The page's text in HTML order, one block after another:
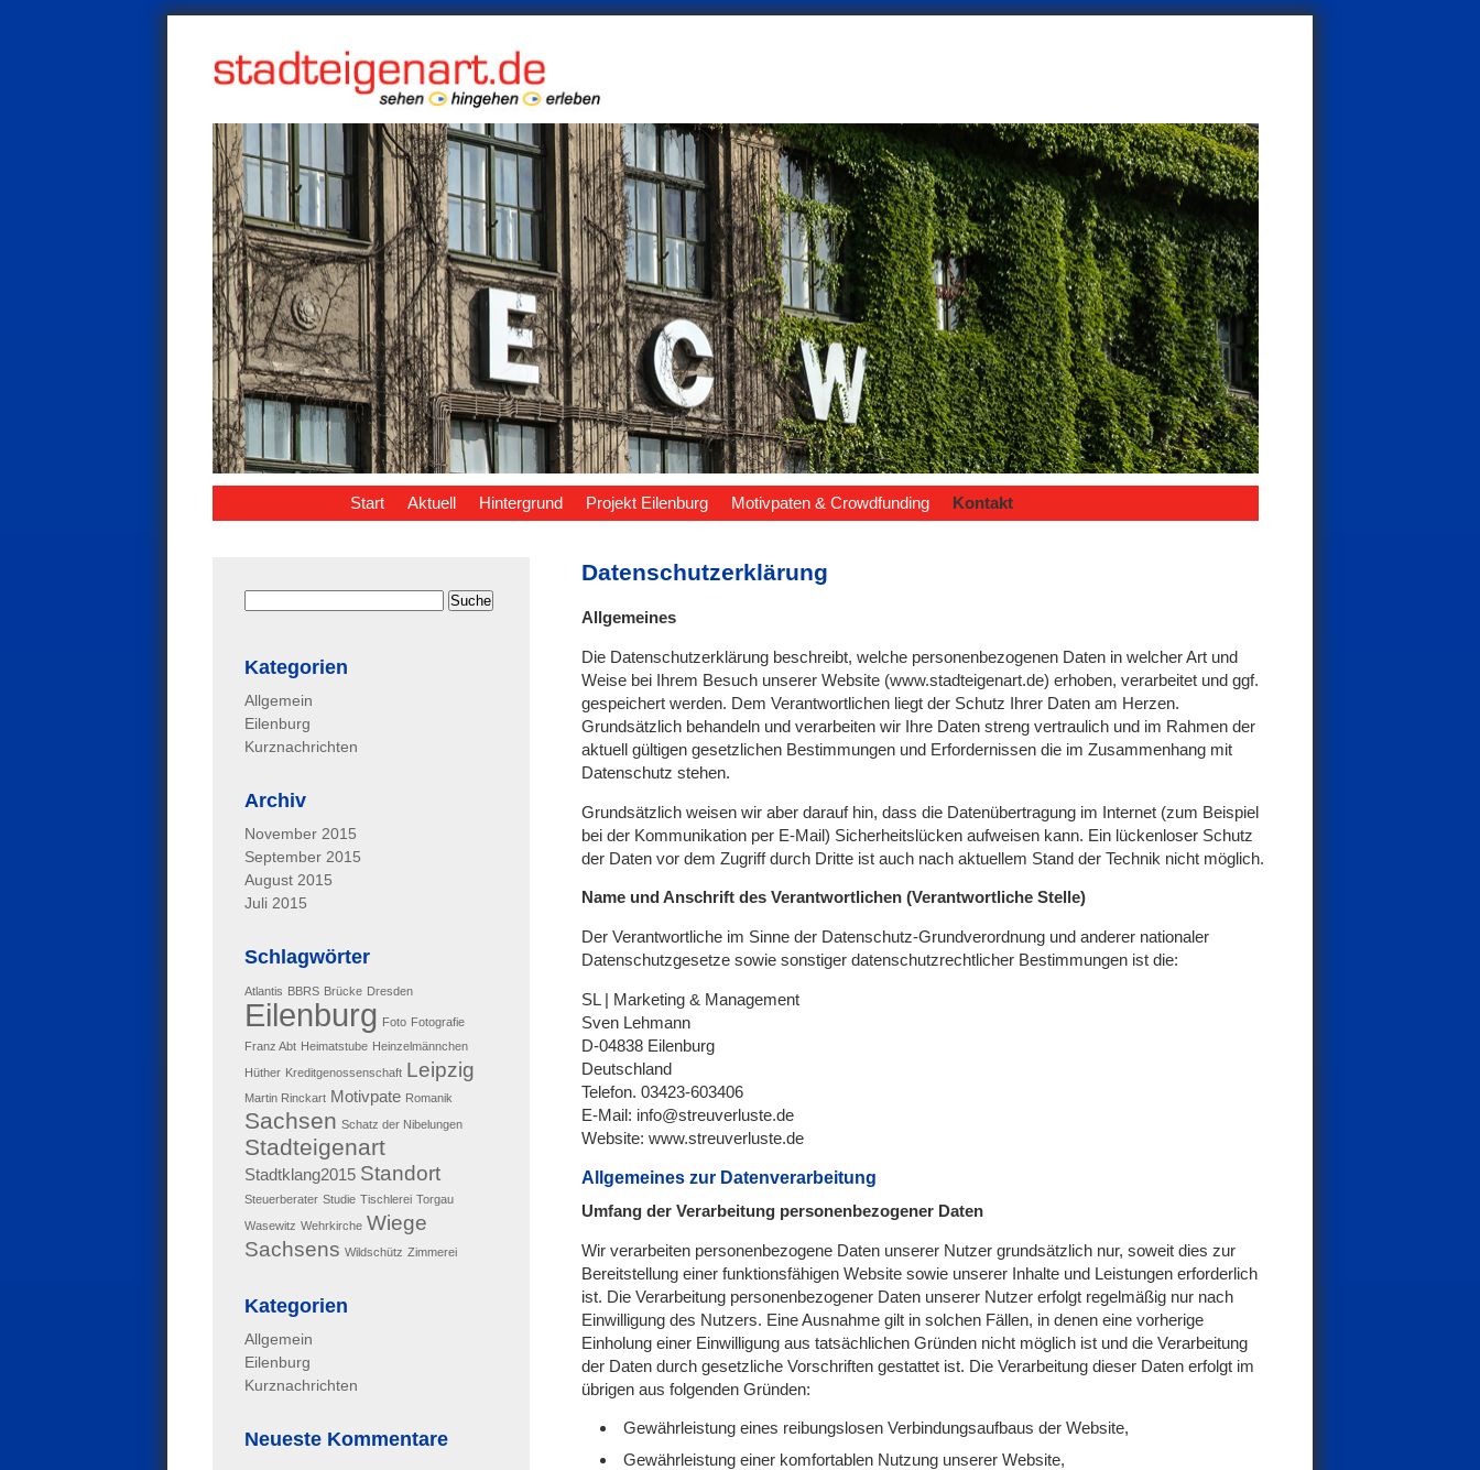
Start Aktuell Hintergrund Projekt Eilenburg Motivpaten & Crowdfunding Kontakt
Datenschutzerklärung
Allgemeines
Die Datenschutzerklärung beschreibt, welche personenbezogenen Daten in welcher Art und
Weise bei Ihrem Besuch unserer Website (www.stadteigenart.de) erhoben, verarbeitet und ggf.
gespeichert werden. Dem Verantwortlichen liegt der Schutz Ihrer Daten am Herzen.
Grundsätzlich behandeln und verarbeiten wir Ihre Daten streng vertraulich und im Rahmen der
aktuell gültigen gesetzlichen Bestimmungen und Erfordernissen die im Zusammenhang mit
Datenschutz stehen.
Grundsätzlich weisen wir aber darauf hin, dass die Datenübertragung im Internet (zum Beispiel
bei der Kommunikation per E-Mail) Sicherheitslücken aufweisen kann. Ein lückenloser Schutz
der Daten vor dem Zugriff durch Dritte ist auch nach aktuellem Stand der Technik nicht möglich.
Name und Anschrift des Verantwortlichen (Verantwortliche Stelle)
Der Verantwortliche im Sinne der Datenschutz-Grundverordnung und anderer nationaler
Datenschutzgesetze sowie sonstiger datenschutzrechtlicher Bestimmungen ist die:
SL | Marketing & Management
Sven Lehmann
D-04838 Eilenburg
Deutschland
Telefon. 03423-603406
E-Mail: info@streuverluste.de
Website: www.streuverluste.de
Allgemeines zur Datenverarbeitung
Umfang der Verarbeitung personenbezogener Daten
Wir verarbeiten personenbezogene Daten unserer Nutzer grundsätzlich nur, soweit dies zur
Bereitstellung einer funktionsfähigen Website sowie unserer Inhalte und Leistungen erforderlich
ist. Die Verarbeitung personenbezogener Daten unserer Nutzer erfolgt regelmäßig nur nach
Einwilligung des Nutzers. Eine Ausnahme gilt in solchen Fällen, in denen eine vorherige
Einholung einer Einwilligung aus tatsächlichen Gründen nicht möglich ist und die Verarbeitung
der Daten durch gesetzliche Vorschriften gestattet ist. Die Verarbeitung dieser Daten erfolgt im
übrigen aus folgenden Gründen:
Gewährleistung eines reibungslosen Verbindungsaufbaus der Website,
Gewährleistung einer komfortablen Nutzung unserer Website,
Kategorien
Allgemein
Eilenburg
Kurznachrichten
Archiv
November 2015
September 2015
August 2015
Juli 2015
Schlagwörter
Atlantis BBRS Brücke Dresden
Eilenburg Foto Fotografie
Franz Abt Heimatstube Heinzelmännchen
Hüther Kreditgenossenschaft Leipzig
Martin Rinckart Motivpate Romanik
Sachsen Schatz der Nibelungen
Stadteigenart
Stadtklang2015 Standort
Steuerberater Studie Tischlerei Torgau
Wasewitz Wehrkirche Wiege
Sachsens Wildschütz Zimmerei
Kategorien
Allgemein
Eilenburg
Kurznachrichten
Neueste Kommentare